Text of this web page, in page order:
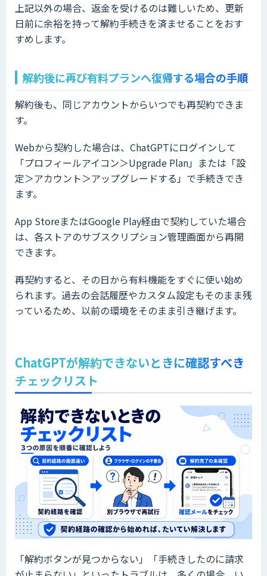
上記以外の場合、返金を受けるのは難しいため、更新
日前に余裕を持って解約手続きを済ませることをおす
すめします。
解約後に再び有料プランへ復帰する場合の手順
解約後も、同じアカウントからいつでも再契約できま
す。
Webから契約した場合は、ChatGPTにログインして
「プロフィールアイコン＞Upgrade Plan」または「設
定＞アカウント＞アップグレードする」で手続きでき
ます。
App StoreまたはGoogle Play経由で契約していた場合
は、各ストアのサブスクリプション管理画面から再開
できます。
再契約すると、その日から有料機能をすぐに使い始め
られます。過去の会話履歴やカスタム設定もそのまま残
っているため、以前の環境をそのまま引き継げます。
ChatGPTが解約できないときに確認すべき
チェックリスト
「解約ボタンが見つからない」「手続きしたのに請求